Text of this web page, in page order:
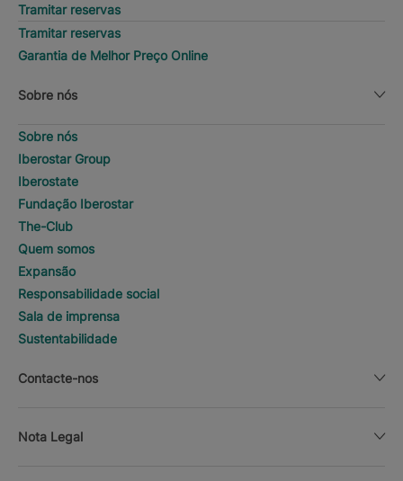
Tramitar reservas
Tramitar reservas
Garantia de Melhor Preço Online
Sobre nós
Sobre nós
Iberostar Group
Iberostate
Fundação Iberostar
The-Club
Quem somos
Expansão
Responsabilidade social
Sala de imprensa
Sustentabilidade
Contacte-nos
Nota Legal